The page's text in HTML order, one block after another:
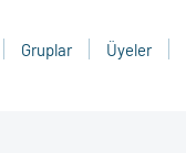
Gruplar Üyeler